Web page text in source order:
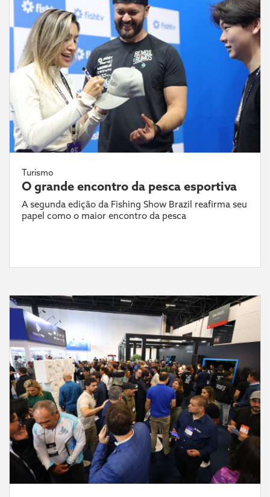
Turismo
O grande encontro da pesca esportiva
A segunda edição da Fishing Show Brazil reafirma seu
papel como o maior encontro da pesca